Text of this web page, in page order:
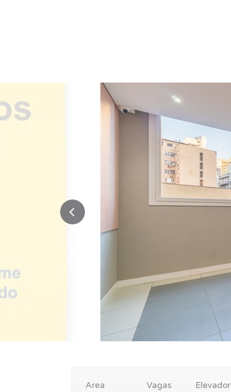
Area
Vagas
Elevador